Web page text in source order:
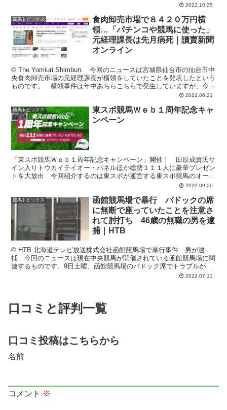
2022.10.25
競馬トピックス
食肉卸売市場で８４２０万円横
領…「パチンコや競馬に使った」
元経理課長は先月病死｜讀賣新聞
オンライン
© The Yomiuri Shimbun. 今回のニュースは宮城県仙台市の仙台市中
央食肉卸売市場の元経理課長が横領をしていたことを発表したという
ものです。 横領事件は年中あちらこちらで発生していますが、今回
2022.06.21
競馬トピックス
東スポ競馬Ｗｅｂ１周年記念キャ
ンペーン
「東スポ競馬Ｗｅｂ１周年記念キャンペーン」開催！ 田原成貴氏サ
イン入りトウカイテイオー・パネルほか総勢１１１人に豪華プレゼン
トを大放出 今回紹介するのは東スポが運営する東スポ競馬のオープ
ン1周年を記念したキャンペーンについてとなります。 東...2022.09.20
競馬トピックス
函館競馬場で暴行 パドックの席
に無断で座っていたことを注意さ
れて肘打ち 46歳の無職の男を逮
捕｜HTB
© HTB 北海道テレビ放送株式会社函館競馬場で暴行事件 男が逮
捕 今回のニュースは現在中央競馬が開催されている函館競馬場に関
連するものです。9日土曜、函館競馬場のパドック席でトラブルが発
生し、男が逮捕される結果となりました。 記事によれば...2022.07.11
口コミと評判一覧
口コミ投稿はこちらから
名前
コメント ※